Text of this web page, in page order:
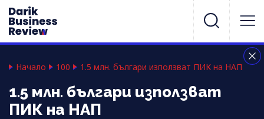
Начало 100 1.5 млн. българи използват ПИК на НАП
1.5 млн. българи използват
ПИК на НАП